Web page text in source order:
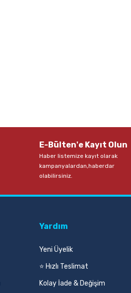
E-Bülten'e Kayıt Olun
Haber listemize kayıt olarak
kampanyalardan,haberdar
olabilirsiniz.
Yardım
Yeni Üyelik
⭐ Hızlı Teslimat
Kolay İade & Değişim